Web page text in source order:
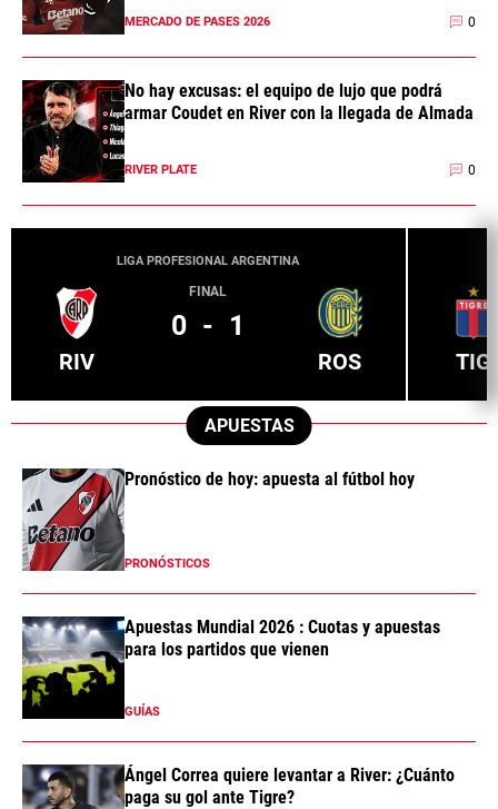
MERCADO DE PASES 2026 0
No hay excusas: el equipo de lujo que podrá
armar Coudet en River con la llegada de Almada
RIVER PLATE 0
LIGA PROFESIONAL ARGENTINA
RIV
FINAL
0 - 1
ROS TIG
APUESTAS
Pronóstico de hoy: apuesta al fútbol hoy
PRONÓSTICOS
Apuestas Mundial 2026 : Cuotas y apuestas
para los partidos que vienen
GUÍAS
Ángel Correa quiere levantar a River: ¿Cuánto
paga su gol ante Tigre?